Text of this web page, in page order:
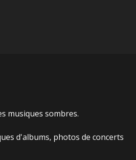
musiques sombres.
d'albums, photos de concerts